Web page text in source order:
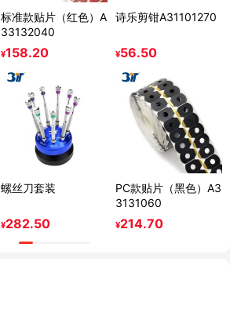
标准款贴片（红色）A
33132040
¥158.20
诗乐剪钳A31101270
¥56.50
螺丝刀套装
¥282.50
PC款贴片（黑色）A3
3131060
¥214.70